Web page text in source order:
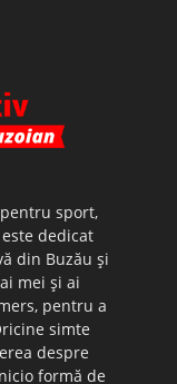
sport,
dedicat
din Buzău şi
mei şi ai
pentru a
simte
despre
formă de